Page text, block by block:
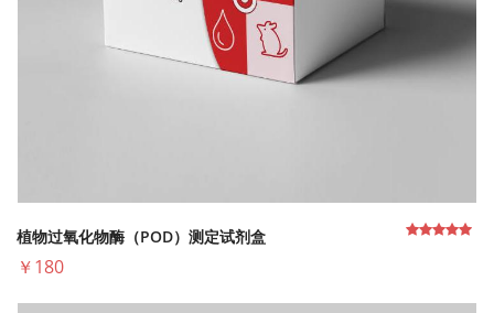
植物过氧化物酶（POD）测定试剂盒
￥180